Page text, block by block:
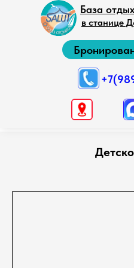
База
в станице